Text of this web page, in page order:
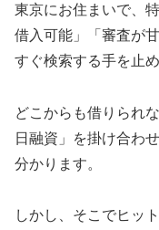
東京にお住まいで、
借入可能」「審査が
すぐ検索する手を止
どこからも借りられ
日融資」を掛け合わ
分かります。
しかし、そこでヒッ